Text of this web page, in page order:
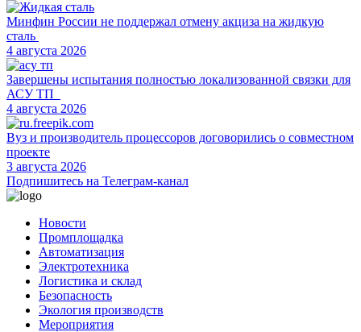
Минфин России не поддержал отмену акциза на жидкую
сталь
4 августа 2026
Завершены испытания полностью локализованной связки для
АСУ ТП
4 августа 2026
Вуз и производитель процессоров договорились о совместном
проекте
3 августа 2026
Подпишитесь на Телеграм-канал
Новости
Промплощадка
Автоматизация
Электротехника
Логистика и склад
Безопасность
Экология производств
Мероприятия